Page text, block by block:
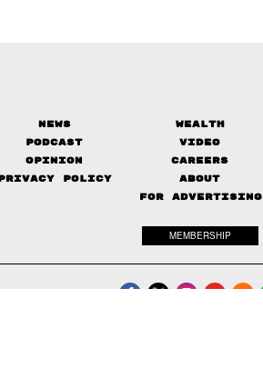
News Wealth
Podcast
Video
Opinion
Careers
Privacy Policy
About
FOR ADVERTISING
MEMBERSHIP